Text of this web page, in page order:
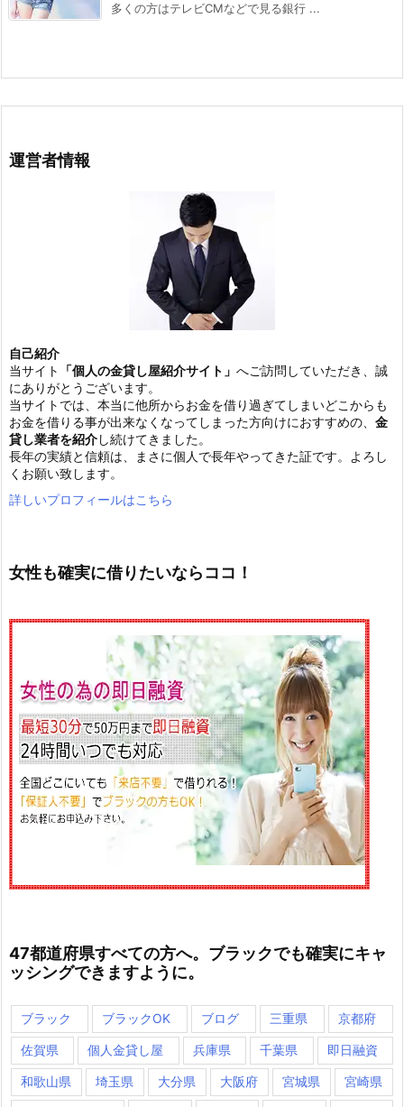
多くの方はテレビCMなどで見る銀行 ...
運営者情報
自己紹介
当サイト
「個人の金貸し屋紹介サイト」 へご訪問していただき、誠
にありがとうございます。
当サイトでは、本当に他所からお金を借り過ぎてしまいどこからも
お金を借りる事が出来なくなってしまった方向けにおすすめの、 金
貸し業者を紹介し続けてきました。
長年の実績と信頼は、まさに個人で長年やってきた証です。よろし
くお願い致します。
詳しいプロフィールはこちら
女性も確実に借りたいならココ！
47都道府県すべての方へ。ブラックでも確実にキャ
ッシングできますように。
ブラック ブラックOK ブログ 三重県 京都府
佐賀県 個人金貸し屋 兵庫県 千葉県 即日融資
和歌山県 埼玉県 大分県 大阪府 宮城県 宮崎県